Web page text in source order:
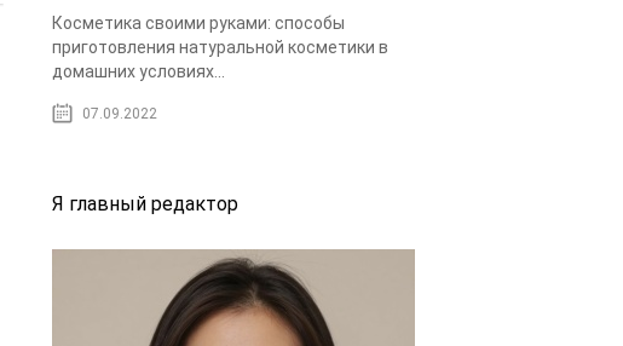
Косметика своими руками: способы
приготовления натуральной косметики в
домашних условиях...
07.09.2022
Я главный редактор